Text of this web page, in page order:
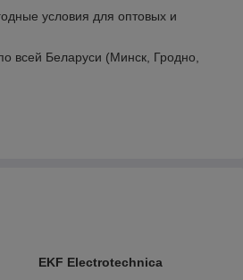
условия для оптовых и
всей Беларуси (Минск, Гродно,
EKF Electrotechnica